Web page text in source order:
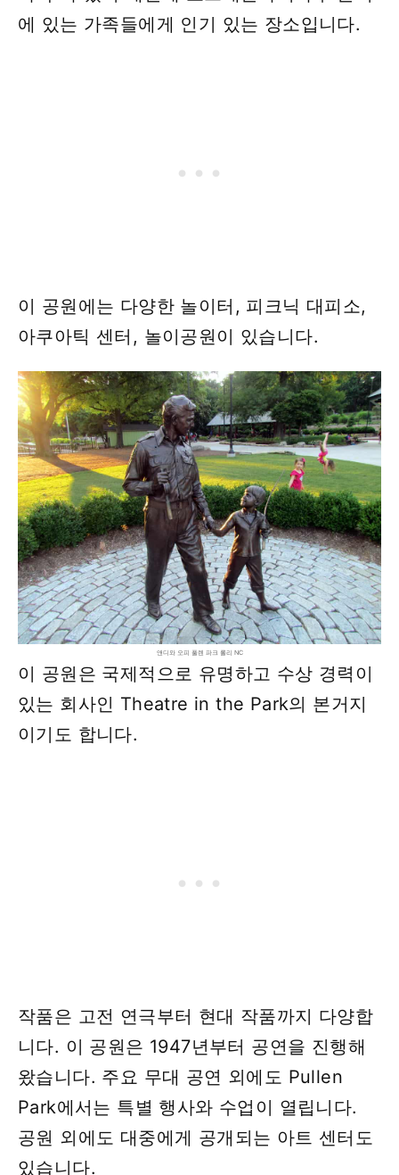
에 있는 가족들에게 인기 있는 장소입니다.
이 공원에는 다양한 놀이터, 피크닉 대피소,
아쿠아틱 센터, 놀이공원이 있습니다.
앤디와 오피 풀렌 파크 롤리 NC
이 공원은 국제적으로 유명하고 수상 경력이
있는 회사인 Theatre in the Park의 본거지
이기도 합니다.
작품은 고전 연극부터 현대 작품까지 다양합
니다. 이 공원은 1947년부터 공연을 진행해
왔습니다. 주요 무대 공연 외에도 Pullen
Park에서는 특별 행사와 수업이 열립니다.
공원 외에도 대중에게 공개되는 아트 센터도
있습니다.